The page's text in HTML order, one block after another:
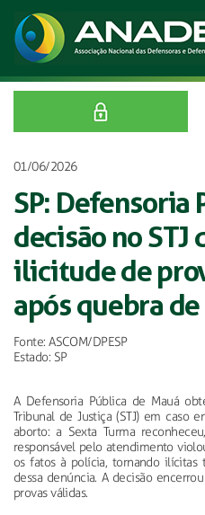
01/06/2026
SP: Defensoria
decisão no STJ
ilicitude de
após quebra
Fonte: ASCOM/DPESP
Estado: SP
A Defensoria Pública de Mauá
Tribunal de Justiça (STJ) em caso
aborto: a Sexta Turma
responsável pelo atendimento
os fatos à polícia, tornando ilícitas
dessa denúncia. A decisão
provas válidas.